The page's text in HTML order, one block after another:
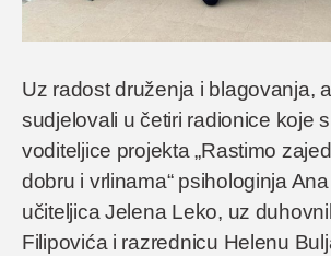
Uz radost druženja i blagovanja,
sudjelovali u četiri radionice koje
voditeljice projekta „Rastimo
dobru i vrlinama“ psihologinja
učiteljica Jelena Leko, uz
Filipovića i razrednicu Helenu